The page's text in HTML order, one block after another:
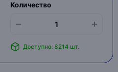
Количество
Доступно: 8214 шт.